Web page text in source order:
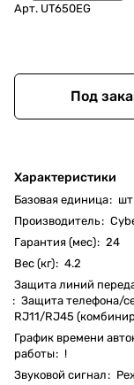
Арт. UT650EG
Под
Характеристики
Базовая единица: шт
Производитель:
Гарантия (мес): 24
Вес (кг): 4.2
Защита линий
: Защита телефона/
RJ11/RJ45
График времени
работы: !
Звуковой сигнал: